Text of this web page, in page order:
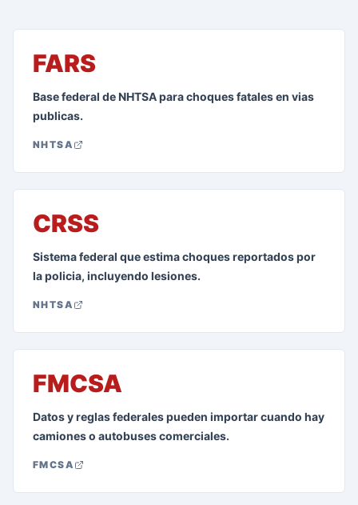
FARS
Base federal de NHTSA para choques fatales en vias
publicas.
NHTSA
CRSS
Sistema federal que estima choques reportados por
la policia, incluyendo lesiones.
NHTSA
FMCSA
Datos y reglas federales pueden importar cuando hay
camiones o autobuses comerciales.
FMCSA